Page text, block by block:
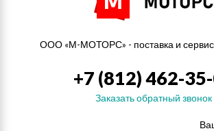
ООО «М-МОТОРС» - поставка и
+7 (812) 462-
Заказать обратный звонок